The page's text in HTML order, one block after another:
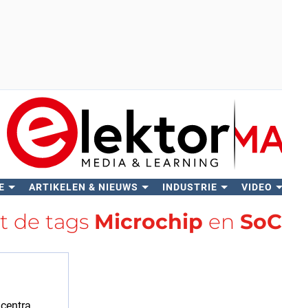
ARTIKELEN & NIEUWS INDUSTRIE VIDEO
de tags Microchip en SoC